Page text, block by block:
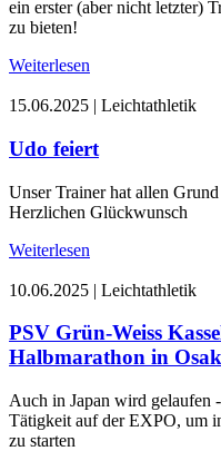
ein erster (aber nicht letzter)
zu bieten!
Weiterlesen
15.06.2025 | Leichtathletik
Udo feiert
Unser Trainer hat allen
Herzlichen Glückwunsch
Weiterlesen
10.06.2025 | Leichtathletik
PSV Grün-Weiss
Halbmarathon in
Auch in Japan wird gelaufen
Tätigkeit auf der EXPO, um
zu starten